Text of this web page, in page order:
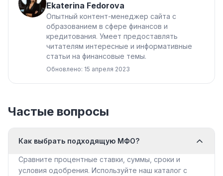
Ekaterina Fedorova
Опытный контент-менеджер сайта с
образованием в сфере финансов и
кредитования. Умеет предоставлять
читателям интересные и информативные
статьи на финансовые темы.
Обновлено: 15 апреля 2023
Частые вопросы
Как выбрать подходящую МФО?
Сравните процентные ставки, суммы, сроки и
условия одобрения. Используйте наш каталог с